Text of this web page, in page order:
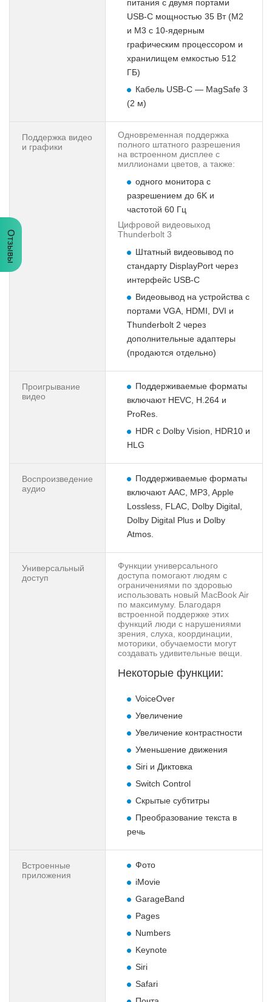
питания с двумя портами
USB-C мощностью 35 Вт (M2
и M3 с 10-ядерным
графическим процессором и
хранилищем емкостью 512
ГБ)
Кабель USB-C — MagSafe 3
(2 м)
Поддержка видео
и графики
Одновременная поддержка
полного штатного разрешения
на встроенном дисплее с
миллионами цветов, а также:
одного монитора с
разрешением до 6K и
частотой 60 Гц
Цифровой видеовыход
Thunderbolt 3
Штатный видеовывод по
стандарту DisplayPort через
интерфейс USB‑C
Видеовывод на устройства с
портами VGA, HDMI, DVI и
Thunderbolt 2 через
дополнительные адаптеры
(продаются отдельно)
Проигрывание
видео
Поддерживаемые форматы
включают HEVC, H.264 и
ProRes.
HDR с Dolby Vision, HDR10 и
HLG
Воспроизведение
аудио
Поддерживаемые форматы
включают AAC, MP3, Apple
Lossless, FLAC, Dolby Digital,
Dolby Digital Plus и Dolby
Atmos.
Универсальный
доступ
Функции универсального
доступа помогают людям с
ограничениями по здоровью
использовать новый MacBook Air
по максимуму. Благодаря
встроенной поддержке этих
функций люди с нарушениями
зрения, слуха, координации,
моторики, обучаемости могут
создавать удивительные вещи.
Некоторые функции:
VoiceOver
Увеличение
Увеличение контрастности
Уменьшение движения
Siri и Диктовка
Switch Control
Скрытые субтитры
Преобразование текста в
речь
Встроенные
приложения
Фото
iMovie
GarageBand
Pages
Numbers
Keynote
Siri
Safari
Отзывы